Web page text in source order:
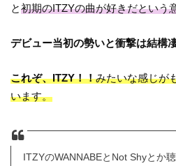
と初期のITZYの曲が好きだという
デビュー当初の勢いと衝撃は結構
これぞ、ITZY！！みたいな感じが
います。
ITZYのWANNABEとNot Shyとか